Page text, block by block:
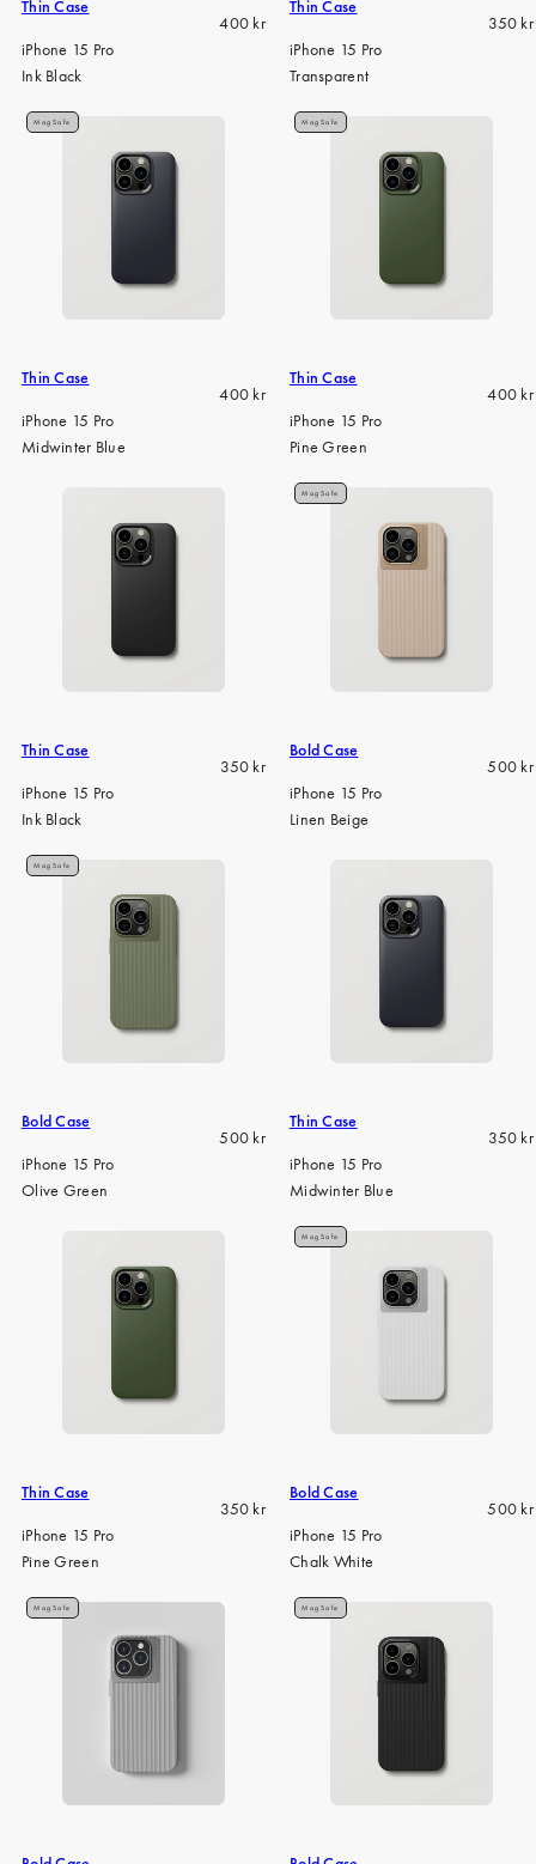
Thin Case
Regular
400 kr
iPhone 15 Pro
Ink Black
Thin Case
350 kr
iPhone 15 Pro
Transparent
MagSafe
Thin Case
Regular
400 kr
iPhone 15 Pro
Midwinter Blue
MagSafe
Thin Case
400 kr
iPhone 15 Pro
Pine Green
Thin Case
Regular
350 kr
iPhone 15 Pro
Ink Black
MagSafe
Bold Case
500 kr
iPhone 15 Pro
Linen Beige
MagSafe
Bold Case
Regular
500 kr
iPhone 15 Pro
Olive Green
Thin Case
350 kr
iPhone 15 Pro
Midwinter Blue
Thin Case
Regular
350 kr
iPhone 15 Pro
Pine Green
MagSafe
Bold Case
500 kr
iPhone 15 Pro
Chalk White
MagSafe MagSafe